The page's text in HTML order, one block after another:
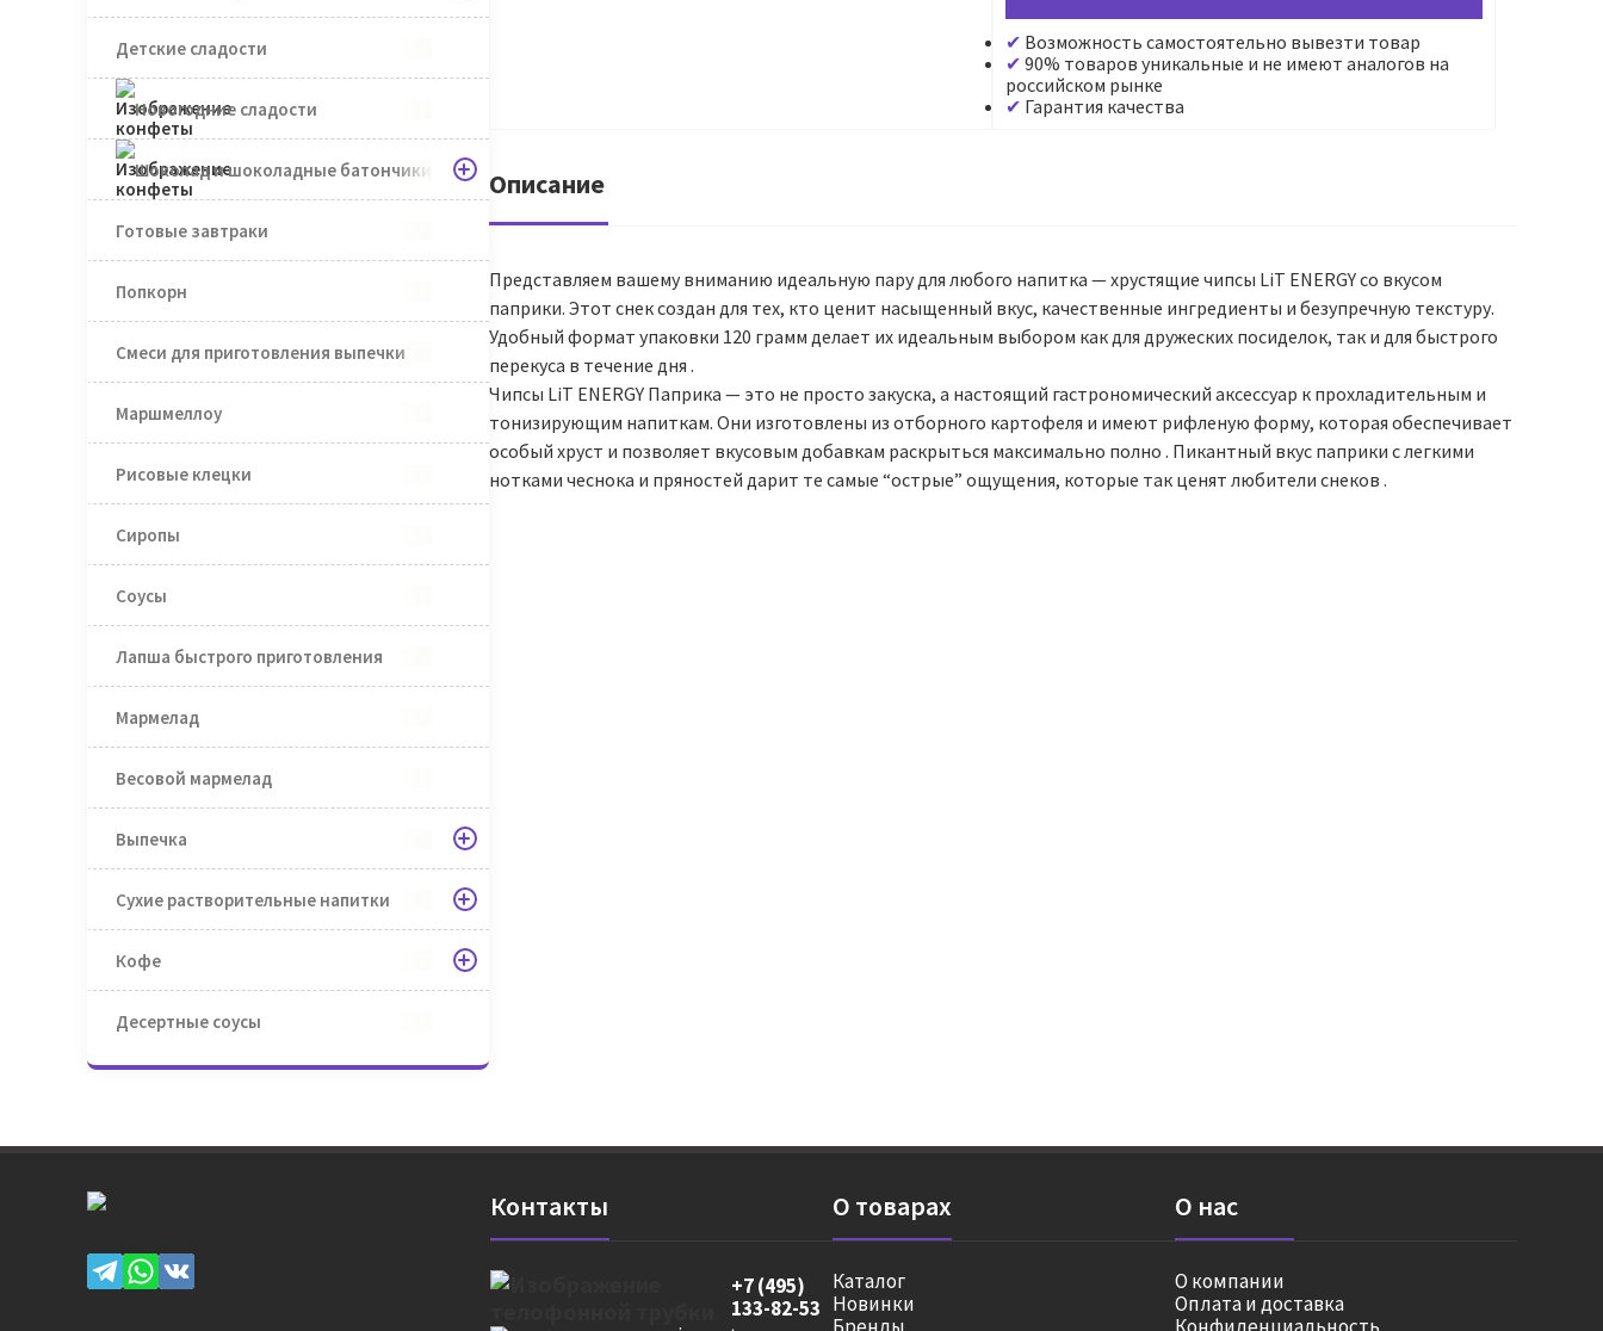
Детские сладости
Новогодние сладости
Шоколад и шоколадные батончики
Готовые завтраки
Попкорн
Смеси для приготовления выпечки
Маршмеллоу
Рисовые клецки
Сиропы
Соусы
Лапша быстрого приготовления
Мармелад
Весовой мармелад
Выпечка
Сухие растворительные напитки
Кофе
Десертные соусы
Возможность самостоятельно вывезти товар
90% товаров уникальные и не имеют аналогов на
российском рынке
Гарантия качества
Описание
Представляем вашему вниманию идеальную пару для любого напитка — хрустящие чипсы LiT ENERGY со вкусом
паприки. Этот снек создан для тех, кто ценит насыщенный вкус, качественные ингредиенты и безупречную текстуру.
Удобный формат упаковки 120 грамм делает их идеальным выбором как для дружеских посиделок, так и для быстрого
перекуса в течение дня .
Чипсы LiT ENERGY Паприка — это не просто закуска, а настоящий гастрономический аксессуар к прохладительным и
тонизирующим напиткам. Они изготовлены из отборного картофеля и имеют рифленую форму, которая обеспечивает
особый хруст и позволяет вкусовым добавкам раскрыться максимально полно . Пикантный вкус паприки с легкими
нотками чеснока и пряностей дарит те самые “острые” ощущения, которые так ценят любители снеков .
Контакты
+7 (495)
133-82-53
О товарах
Каталог
Новинки
О нас
О компании
Оплата и доставка